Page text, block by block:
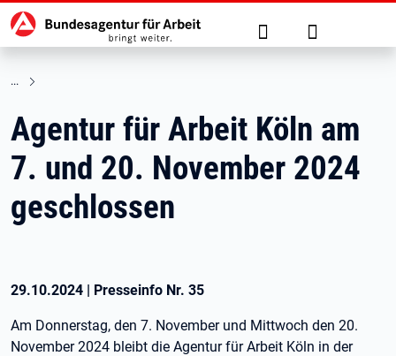
zu den Hauptinhalten springen
Hauptnavigation Suche Anmelden
Agentur für Arbeit Köln am
7. und 20. November 2024
geschlossen
29.10.2024 | Presseinfo Nr. 35
Am Donnerstag, den 7. November und Mittwoch den 20.
November 2024 bleibt die Agentur für Arbeit Köln in der